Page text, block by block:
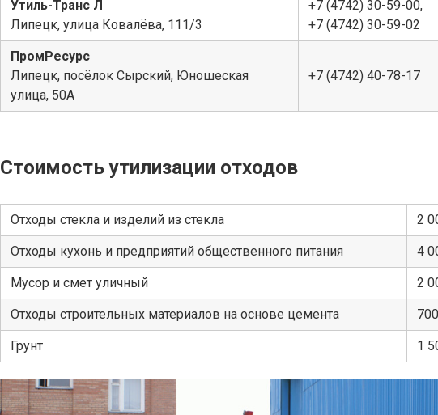
Утиль-Транс Л
Липецк, улица Ковалёва, 111/3
+7 (4742) 30-59-00,
+7 (4742) 30-59-02
ПромРесурс
Липецк, посёлок Сырский, Юношеская
улица, 50А
+7 (4742) 40-78-17
Стоимость утилизации отходов
Отходы стекла и изделий из стекла 2
Отходы кухонь и предприятий общественного питания 4
Мусор и смет уличный 2
Отходы строительных материалов на основе цемента
Грунт 1